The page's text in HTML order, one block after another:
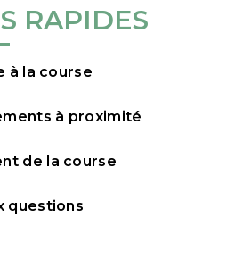
RAPIDES
à la course
à proximité
de la course
questions